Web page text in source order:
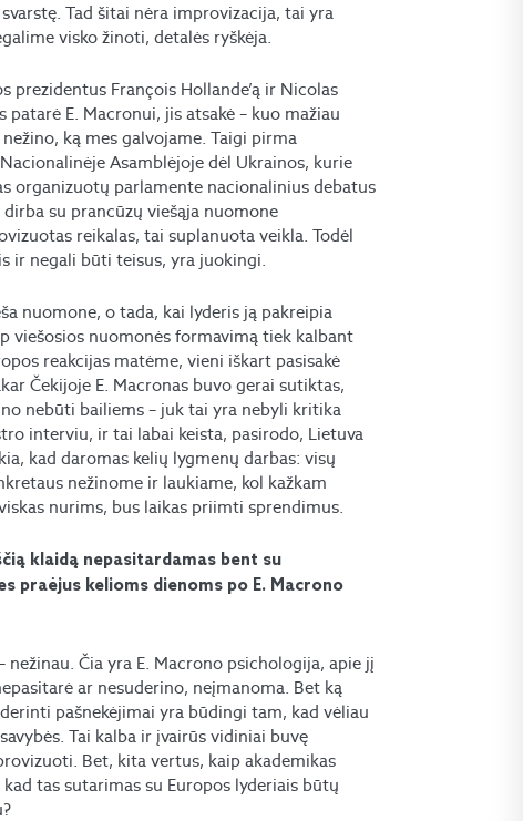
Tad šitai nėra improvizacija, tai yra
visko žinoti, detalės ryškėja.
prezidentus François Hollande’ą ir Nicolas
patarė E. Macronui, jis atsakė – kuo mažiau
ką mes galvojame. Taigi pirma
Asamblėjoje dėl Ukrainos, kurie
organizuotų parlamente nacionalinius debatus
su prancūzų viešąja nuomone
reikalas, tai suplanuota veikla. Todėl
ir negali būti teisus, yra juokingi.
nuomone, o tada, kai lyderis ją pakreipia
viešosios nuomonės formavimą tiek kalbant
reakcijas matėme, vieni iškart pasisakė
Čekijoje E. Macronas buvo gerai sutiktas,
nebūti bailiems – juk tai yra nebyli kritika
interviu, ir tai labai keista, pasirodo, Lietuva
kad daromas kelių lygmenų darbas: visų
nežinome ir laukiame, kol kažkam
nurims, bus laikas priimti sprendimus.
klaidą nepasitardamas bent su
praėjus kelioms dienoms po E. Macrono
Čia yra E. Macrono psichologija, apie jį
ar nesuderino, neįmanoma. Bet ką
pašnekėjimai yra būdingi tam, kad vėliau
Tai kalba ir įvairūs vidiniai buvę
Bet, kita vertus, kaip akademikas
tas sutarimas su Europos lyderiais būtų